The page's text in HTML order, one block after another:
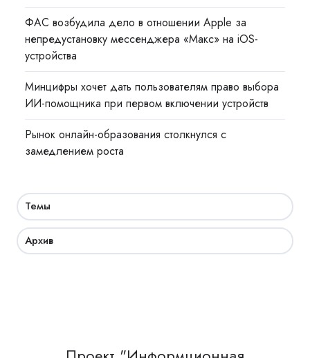
ФАС возбудила дело в отношении Apple за
непредустановку мессенджера «Макс» на iOS-
устройства
Минцифры хочет дать пользователям право выбора
ИИ-помощника при первом включении устройств
Рынок онлайн-образования столкнулся с
замедлением роста
Темы
Архив